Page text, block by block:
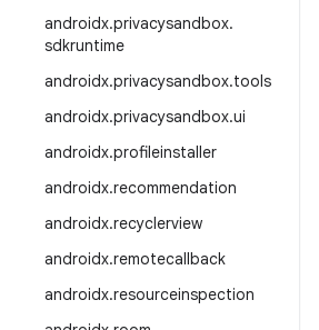
androidx.privacysandbox.
sdkruntime
androidx.privacysandbox.tools
androidx.privacysandbox.ui
androidx.profileinstaller
androidx.recommendation
androidx.recyclerview
androidx.remotecallback
androidx.resourceinspection